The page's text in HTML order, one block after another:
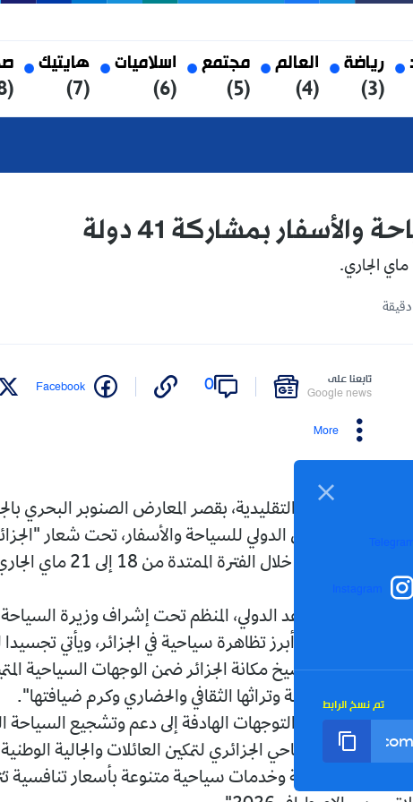
العالم
(4)
مجتمع
(5)
اسلاميات
(6)
هايتيك
(7)
صحة
(8)
بمشاركة 41 دولة
0
Facebook
Twitter
التقليدية، بقصر المعارض الصنوبر البحري بالجزائر
العاصمة، الطبعة الـ 25 للصالون الدولي للسياحة والأسفار، تحت شعار "الجزائر.. سياحة
أصيلة وتنمية مستدامة"، وذلك خلال الفترة الممتدة من 18 إلى 21 ماي الجاري، حسبما
الموعد الدولي، المنظم تحت إشراف وزيرة السياحة والصناعة
يعد "أبرز تظاهرة سياحية في الجزائر، ويأتي تجسيدا لرؤية
ترسيخ مكانة الجزائر ضمن الوجهات السياحية المتميزة
الطبيعية وتراثها الثقافي والحضاري وكرم ضيافتها".
"التوجهات الهادفة إلى دعم وتشجيع السياحة الداخلية
الجزائري لتمكين العائلات والجالية الوطنية والزوار
وخدمات سياحية متنوعة بأسعار تنافسية تتزامن مع